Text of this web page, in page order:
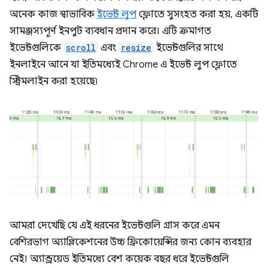
অনেক কাজ স্বাভাবিকইভেন্ট লুপফ্লোতে সুসংহত করা হয়, একটি
সামঞ্জস্যপূর্ণ ইনপুট ব্যবধান প্রদান করে। এটি ক্রমাগত
ইভেন্টগুলিকে scroll এবং resize ইভেন্টগুলির সাথে
ইনলাইনে আনে যা ইতিমধ্যেই Chrome এ ইভেন্ট লুপ ফ্লোতে
স্ট্রিমলাইন করা হয়েছে৷
আমরা দেখেছি যে এই ধরনের ইভেন্টগুলি গ্রাস করে এমন
বেশিরভাগ অ্যাপ্লিকেশনের উচ্চ ফ্রিকোয়েন্সির জন্য কোন ব্যবহার
নেই। অ্যান্ড্রয়েড ইতিমধ্যে বেশ কয়েক বছর ধরে ইভেন্টগুলি